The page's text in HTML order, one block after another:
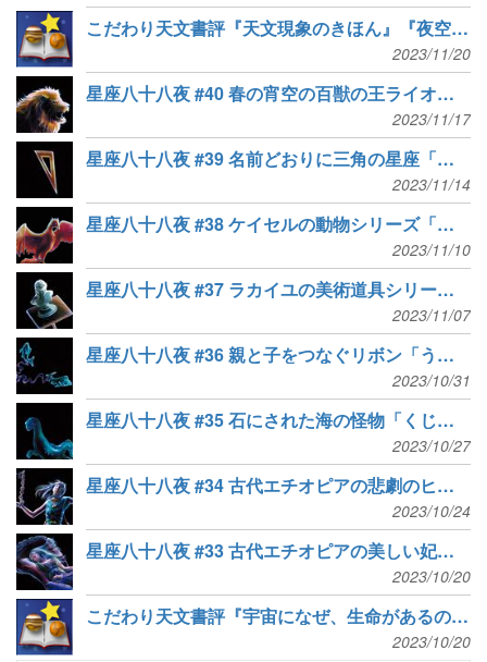
こだわり天文書評『天文現象のきほん』『夜空をおもいっきり楽しむ図鑑』など9冊
2023/11/20
星座八十八夜 #40 春の宵空の百獣の王ライオン「しし座」
2023/11/17
星座八十八夜 #39 名前どおりに三角の星座「さんかく座」
2023/11/14
星座八十八夜 #38 ケイセルの動物シリーズ「ほうおう座」
2023/11/10
星座八十八夜 #37 ラカイユの美術道具シリーズ「ちょうこくしつ座」
2023/11/07
星座八十八夜 #36 親と子をつなぐリボン「うお座」
2023/10/31
星座八十八夜 #35 石にされた海の怪物「くじら座」
2023/10/27
星座八十八夜 #34 古代エチオピアの悲劇のヒロイン「アンドロメダ座」
2023/10/24
星座八十八夜 #33 古代エチオピアの美しい妃「カシオペヤ座」
2023/10/20
こだわり天文書評『宇宙になぜ、生命があるのか』『天体時計誕生秘話』など8冊
2023/10/20